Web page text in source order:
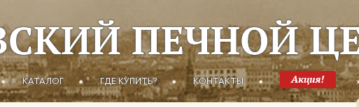
ПЕЧНОЙ
КАТАЛОГ ГДЕ КУПИТЬ? КОНТАКТЫ